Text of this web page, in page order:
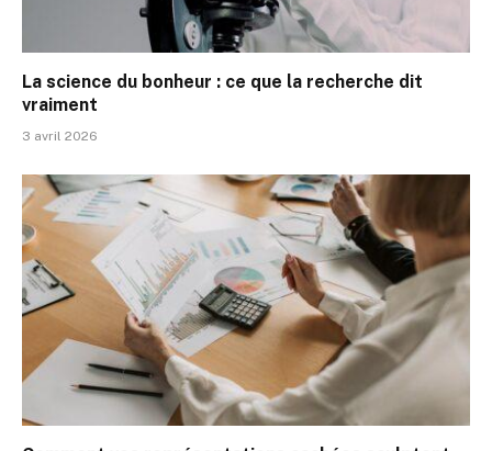
La science du bonheur : ce que la recherche dit
vraiment
3 avril 2026